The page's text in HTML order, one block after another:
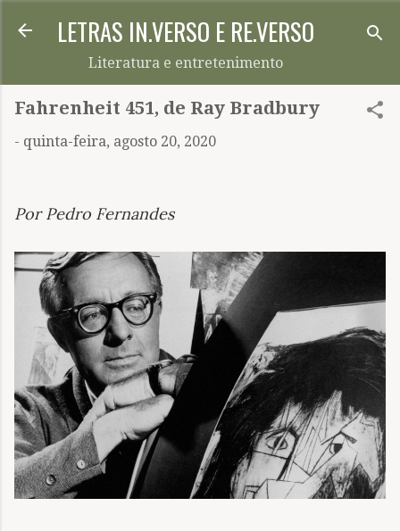
Pular para o conteúdo principal
LETRAS IN.VERSO E RE.VERSO
Literatura e entretenimento
Fahrenheit 451, de Ray Bradbury
- quinta-feira, agosto 20, 2020
Por Pedro Fernandes